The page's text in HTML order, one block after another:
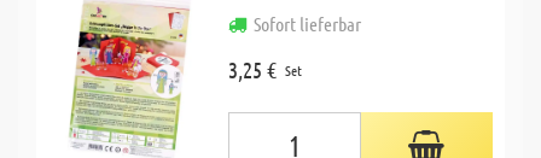
Sofort lieferbar
3,25 € Set